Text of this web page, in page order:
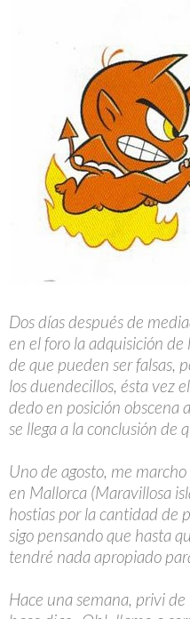
Dos días después de
en el foro la adquisición de
de que pueden ser falsas,
los duendecillos, ésta vez
dedo en posición obscena
se llega a la conclusión de
Uno de agosto, me
en Mallorca (Maravillosa
hostias por la cantidad de
sigo pensando que hasta
tendré nada apropiado
Hace una semana, privi